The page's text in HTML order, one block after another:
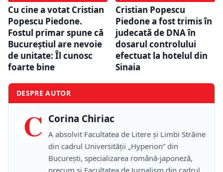
Cu cine a votat Cristian
Popescu Piedone.
Fostul primar spune că
Bucureștiul are nevoie
de unitate: Îl cunosc
foarte bine
Cristian Popescu
Piedone a fost trimis în
judecată de DNA în
dosarul controlului
efectuat la hotelul din
Sinaia
DESPRE AUTOR
C Corina Chiriac
A absolvit Facultatea de Litere și Limbi Străine
din cadrul Universității „Hyperion” din
București, specializarea română-japoneză,